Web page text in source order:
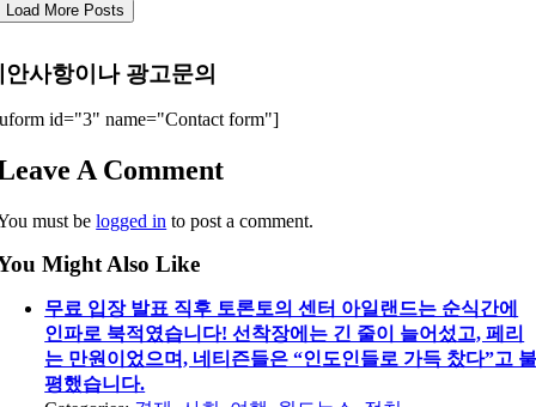
Load More Posts
안사항이나 광고문의
id="3" name="Contact form"]
A Comment
must belogged in to post a comment.
Might Also Like
무료 입장 발표 직후 토론토의 센터 아일랜드는 순식간에
인파로 북적였습니다! 선착장에는 긴 줄이 늘어섰고, 페리
는 만원이었으며, 네티즌들은 “인도인들로 가득 찼다”고
평했습니다.